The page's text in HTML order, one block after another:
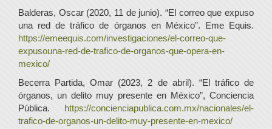
Balderas, Oscar (2020, 11 de junio). “El correo que expuso
una red de tráfico de órganos en México”. Eme Equis.
https://emeequis.com/investigaciones/el-correo-que-
expusouna-red-de-trafico-de-organos-que-opera-en-
mexico/
Becerra Partida, Omar (2023, 2 de abril). “El tráfico de
órganos, un delito muy presente en México”, Conciencia
Pública.
https://concienciapublica.com.mx/nacionales/el-
trafico-de-organos-un-delito-muy-presente-en-mexico/